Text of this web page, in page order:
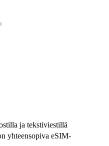
ja tekstiviestillä
yhteensopiva eSIM-